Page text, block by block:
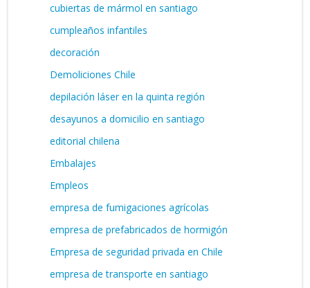
cubiertas de mármol en santiago
cumpleaños infantiles
decoración
Demoliciones Chile
depilación láser en la quinta región
desayunos a domicilio en santiago
editorial chilena
Embalajes
Empleos
empresa de fumigaciones agrícolas
empresa de prefabricados de hormigón
Empresa de seguridad privada en Chile
empresa de transporte en santiago